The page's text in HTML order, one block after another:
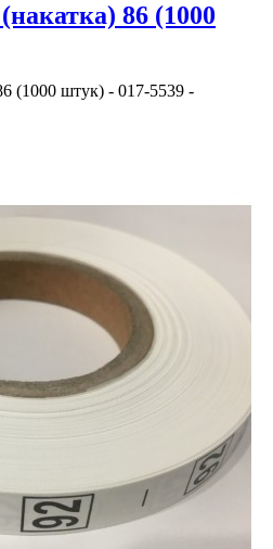
86 (1000
(1000 штук) - 017-5539 -